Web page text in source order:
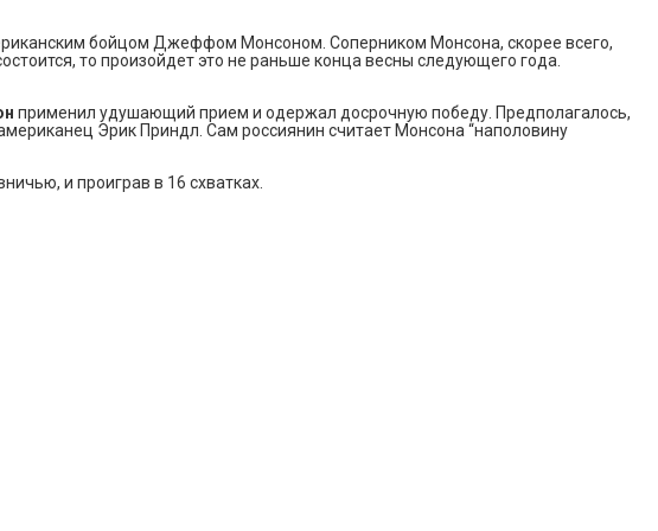
бойцом Джеффом Монсоном. Соперником Монсона, скорее всего,
то произойдет это не раньше конца весны следующего года.
применил удушающий прием и одержал досрочную победу. Предполагалось,
Эрик Приндл. Сам россиянин считает Монсона “наполовину
и проиграв в 16 схватках.